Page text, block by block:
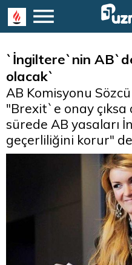
`İngiltere`nin
olacak`
AB Komisyonu Sözcü
"Brexit`e onay çıksa
sürede AB yasaları
geçerliliğini korur"